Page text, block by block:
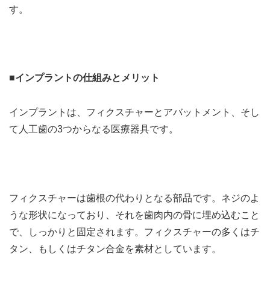
す。
■インプラントの仕組みとメリット
インプラントは、フィクスチャーとアバットメント、そし
て人工歯の3つからなる医療器具です。
フィクスチャーは歯根の代わりとなる部品です。ネジのよ
うな形状になっており、それを歯肉内の骨に埋め込むこと
で、しっかりと固定されます。フィクスチャーの多くはチ
タン、もしくはチタン合金を素材としています。